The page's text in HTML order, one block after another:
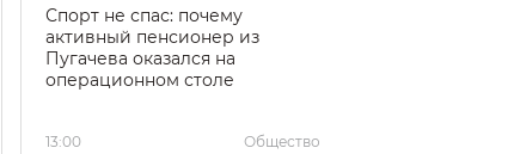
Спорт не спас: почему
активный пенсионер из
Пугачева оказался на
операционном столе
13:00 Общество